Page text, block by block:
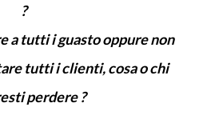
?
a tutti i guasto oppure non
tutti i clienti, cosa o chi
perdere ?